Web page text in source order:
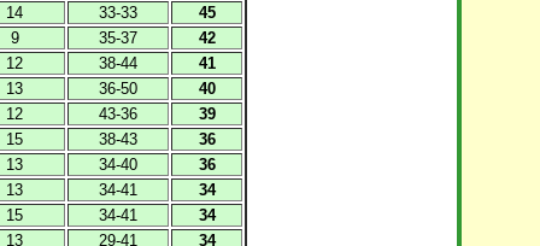
14 33-33
45
9 35-37
42
12 38-44
41
13 36-50
40
12 43-36
39
15 38-43
36
13 34-40
36
13 34-41
34
15 34-41
34
13 29-41 34